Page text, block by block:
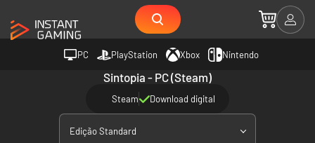
PC PlayStation Xbox Nintendo
Sintopia - PC (Steam)
Steam Download digital
Edição Standard